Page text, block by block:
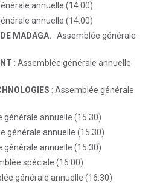
annuelle (14:00)
annuelle (14:00)
MADAGA. : Assemblée générale
: Assemblée générale annuelle
: Assemblée générale
générale annuelle (15:30)
générale annuelle (15:30)
générale annuelle (15:30)
spéciale (16:00)
générale annuelle (16:30)